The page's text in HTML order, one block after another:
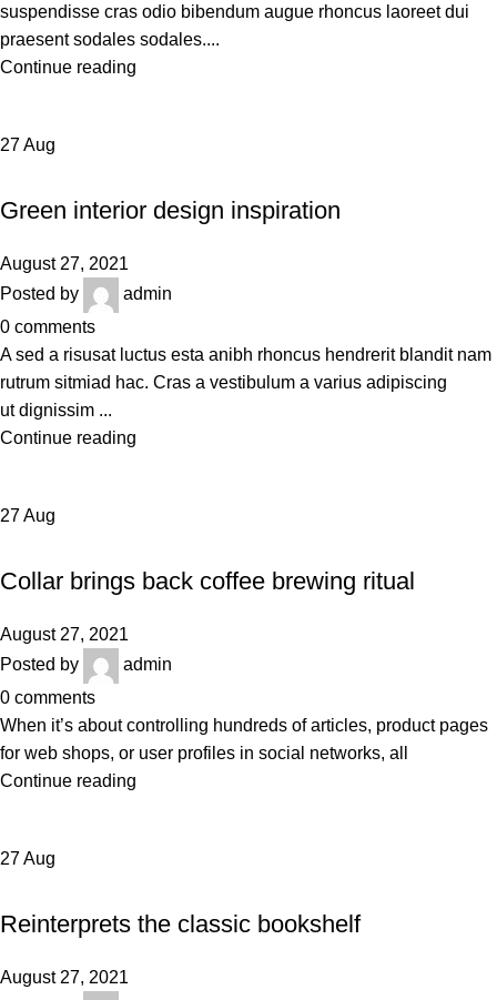
suspendisse cras odio bibendum augue rhoncus laoreet dui
praesent sodales sodales....
Continue reading
27Aug
Green interior design inspiration
August 27, 2021
Posted by
admin
0 comments
A sed a risusat luctus esta anibh rhoncus hendrerit blandit nam
rutrum sitmiad hac. Cras a vestibulum a varius adipiscing
ut dignissim ...
Continue reading
27Aug
Collar brings back coffee brewing ritual
August 27, 2021
Posted by
admin
0 comments
When it’s about controlling hundreds of articles, product pages
for web shops, or user profiles in social networks, all
Continue reading
27Aug
Reinterprets the classic bookshelf
August 27, 2021